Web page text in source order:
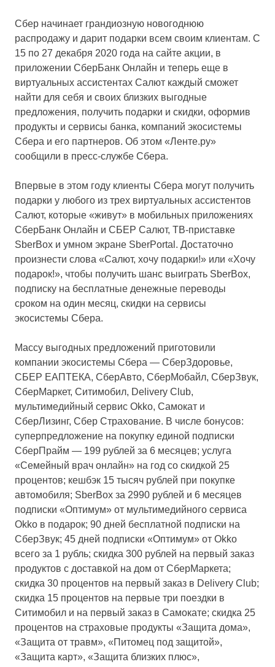
Сбер начинает грандиозную новогоднюю
распродажу и дарит подарки всем своим клиентам. С
15 по 27 декабря 2020 года на сайте акции, в
приложении СберБанк Онлайн и теперь еще в
виртуальных ассистентах Салют каждый сможет
найти для себя и своих близких выгодные
предложения, получить подарки и скидки, оформив
продукты и сервисы банка, компаний экосистемы
Сбера и его партнеров. Об этом «Ленте.ру»
сообщили в пресс-службе Сбера.
Впервые в этом году клиенты Сбера могут получить
подарки у любого из трех виртуальных ассистентов
Салют, которые «живут» в мобильных приложениях
СберБанк Онлайн и СБЕР Салют, ТВ-приставке
SberBox и умном экране SberPortal. Достаточно
произнести слова «Салют, хочу подарки!» или «Хочу
подарок!», чтобы получить шанс выиграть SberBox,
подписку на бесплатные денежные переводы
сроком на один месяц, скидки на сервисы
экосистемы Сбера.
Массу выгодных предложений приготовили
компании экосистемы Сбера — СберЗдоровье,
СБЕР ЕАПТЕКА, СберАвто, СберМобайл, СберЗвук,
СберМаркет, Ситимобил, Delivery Club,
мультимедийный сервис Okko, Самокат и
СберЛизинг, Сбер Страхование. В числе бонусов:
суперпредложение на покупку единой подписки
СберПрайм — 199 рублей за 6 месяцев; услуга
«Семейный врач онлайн» на год со скидкой 25
процентов; кешбэк 15 тысяч рублей при покупке
автомобиля; SberBox за 2990 рублей и 6 месяцев
подписки «Оптимум» от мультимедийного сервиса
Okko в подарок; 90 дней бесплатной подписки на
СберЗвук; 45 дней подписки «Оптимум» от Okko
всего за 1 рубль; скидка 300 рублей на первый заказ
продуктов с доставкой на дом от СберМаркета;
скидка 30 процентов на первый заказ в Delivery Club;
скидка 15 процентов на первые три поездки в
Ситимобил и на первый заказ в Самокате; скидка 25
процентов на страховые продукты «Защита дома»,
«Защита от травм», «Питомец под защитой»,
«Защита карт», «Защита близких плюс»,